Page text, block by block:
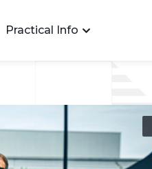
Practical Info